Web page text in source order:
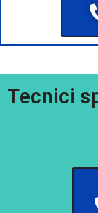
Tecnici